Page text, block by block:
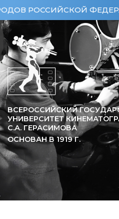
ФЕДЕРАЦИИ
ВСЕРОССИЙСКИЙ
УНИВЕРСИТЕТ
С.А. ГЕРАСИМОВА
ОСНОВАН В 1919Г.